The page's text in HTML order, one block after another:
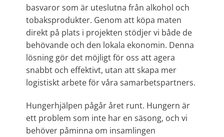
basvaror som är uteslutna från alkohol och
tobaksprodukter. Genom att köpa maten
direkt på plats i projekten stödjer vi både de
behövande och den lokala ekonomin. Denna
lösning gör det möjligt för oss att agera
snabbt och effektivt, utan att skapa mer
logistiskt arbete för våra samarbetspartners.
Hungerhjälpen pågår året runt. Hungern är
ett problem som inte har en säsong, och vi
behöver påminna om insamlingen